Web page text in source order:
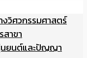
วิศวกรรมศาสตร์
าขา
นยนต์และปัญญา